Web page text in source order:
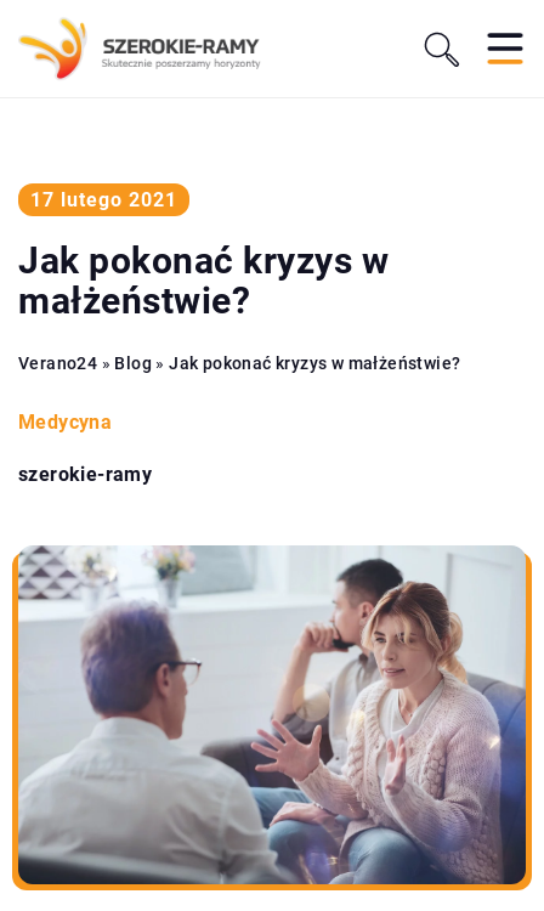
17 lutego 2021
Jak pokonać kryzys w
małżeństwie?
Verano24 » Blog »Jak pokonać kryzys w małżeństwie?
Medycyna
szerokie-ramy